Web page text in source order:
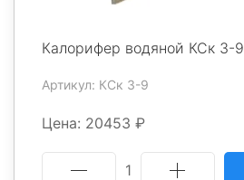
Калорифер водяной КСк 3-9
Артикул: КСк 3-9
Цена: 20453 ₽
1